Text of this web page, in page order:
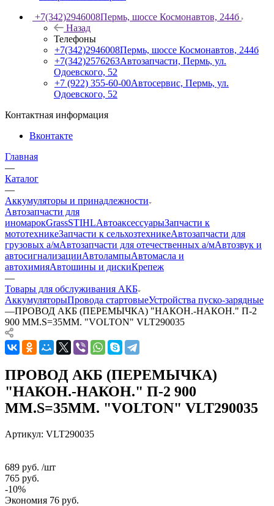
+7(342)2946008Пермь, шоссе Космонавтов, 244б
Назад
Телефоны
+7(342)2946008Пермь, шоссе Космонавтов, 244б
+7(342)2576263Автозапчасти, Пермь, ул.
Одоевского, 52
+7 (922) 355-60-00Автосервис, Пермь, ул.
Одоевского, 52
Контактная информация
Вконтакте
Главная
—
Каталог
—
Аккумуляторы и принадлежности
Автозапчасти для
иномарокGrassSTIHLАвтоаксессуарыЗапчасти к
мототехникеЗапчасти к сельхозтехникеАвтозапчасти для
грузовых а/мАвтозапчасти для отечественных а/мАвтозвук и
автосигнализацииАвтолампыАвтомасла и
автохимияАвтошины и дискиКрепеж
—
Товары для обслуживания АКБ
АккумуляторыПровода стартовыеУстройства пуско-зарядные
—ПРОВОД АКБ (ПЕРЕМЫЧКА) "НАКОН.-НАКОН." П-2
900 ММ.S=35ММ. "VOLTON" VLT290035
ПРОВОД АКБ (ПЕРЕМЫЧКА)
"НАКОН.-НАКОН." П-2 900
ММ.S=35ММ. "VOLTON" VLT290035
Артикул: VLT290035
689 руб. /шт
765 руб.
-10%
Экономия 76 руб.